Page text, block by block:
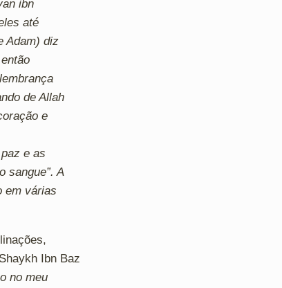
ibn
até
Adam) diz
de Allah
e
e as
sangue”. A
em várias
Ibn Baz
no meu